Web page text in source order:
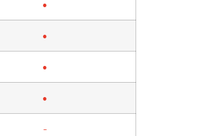
●
●
●
●
–